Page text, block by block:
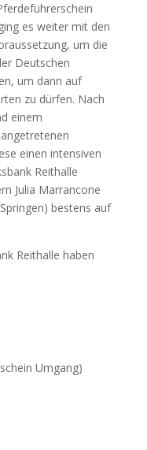
es weiter mit den
um die
Deutschen
um dann auf
zu dürfen. Nach
einem
einen intensiven
Reithalle
Julia Marrancone
bestens auf
Reithalle haben
Umgang)